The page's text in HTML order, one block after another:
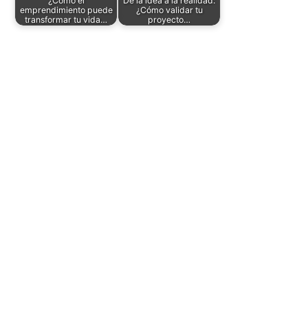
emprendimiento puede
transformar tu vida…
¿Cómo validar tu
proyecto…